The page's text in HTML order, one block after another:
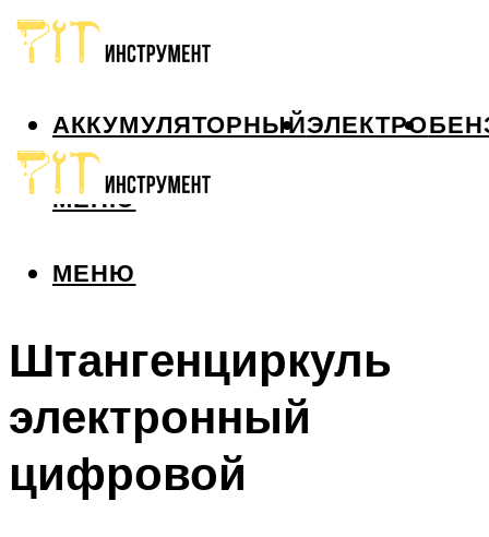
АККУМУЛЯТОРНЫЙЭЛЕКТРО
МЕНЮ
МЕНЮ
Штангенциркуль
электронный
цифровой